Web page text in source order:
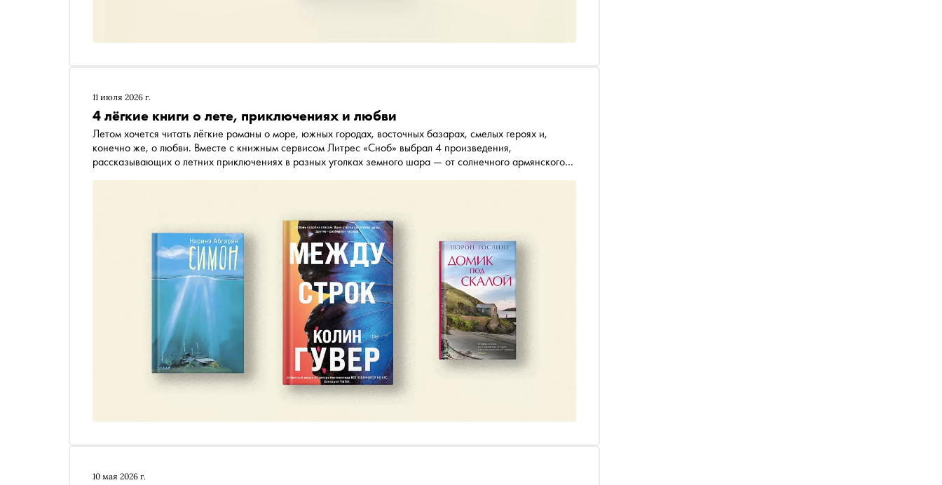
11 июля 2026 г.
4 лёгкие книги о лете, приключениях и любви
Летом хочется читать лёгкие романы о море, южных городах, восточных базарах, смелых героях и,
конечно же, о любви. Вместе с книжным сервисом Литрес «Сноб» выбрал 4 произведения,
рассказывающих о летних приключениях в разных уголках земного шара — от солнечного армянского
10 мая 2026 г.